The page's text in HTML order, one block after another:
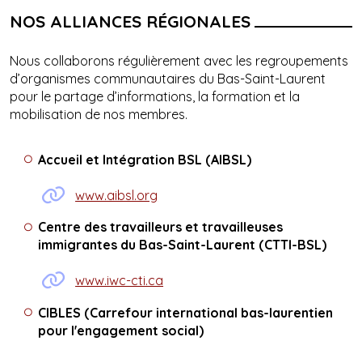
NOS ALLIANCES RÉGIONALES
Nous collaborons régulièrement avec les regroupements
d’organismes communautaires du Bas-Saint-Laurent
pour le partage d’informations, la formation et la
mobilisation de nos membres.
Accueil et Intégration BSL (AIBSL)
www.aibsl.org
Centre des travailleurs et travailleuses
immigrantes du Bas-Saint-Laurent (CTTI-BSL)
www.iwc-cti.ca
CIBLES (Carrefour international bas-laurentien
pour l'engagement social)